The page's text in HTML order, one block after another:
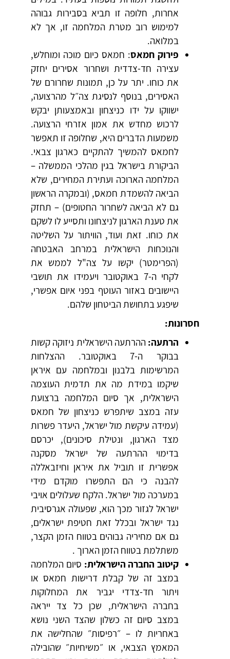
אחרות, חלופה זו תביא בסבירות גבוהה
למימוש רוב מטרת המלחמה זו, אך לא
במלואה.
פירוק חמאס: חמאס כיום מוכה ומוחלש,
עצירה חד-צדדית ושחרור אסירים יחזק
את כוחו. יתר על כן, תמונות שחרורם של
האסירים, בנוסף לנסיגת צה״ל מהרצועה,
ישווקו על ידו כניצחון ובאמצעותן יבקש
לרכוש מחדש את אמון אזרחי הרצועה.
משמעות הדברים היא, שחלופה זו תאפשר
לחמאס להמשיך להתקיים כארגון צבאי.
הביקורת בישראל בגין מהלכי הממשלה –
המלחמה הארוכה ועתירת המחירים, שלא
הביאה להשמדת חמאס, (ובמקרה הראשון
גם לא הביאה לשחרור החטופים) – תחזק
את טענת הארגון לניצחונו ותסייע לו לשקם
את כוחו. זאת ועוד, הוויתור על השליטה
והנוכחות הישראלית במרחב האבטחה
(הפרימטר) יקשו על צה"ל לממש את
לקחי ה-7 באוקטובר ויעמידו את תושבי
היישובים באזור העוטף בפני איום אפשרי,
שיפגע בתחושת הביטחון שלהם.
חסרונות:
הרתעה: ההרתעה הישראלית ניזוקה קשות
בבוקר ה-7 באוקטובר. ההצלחות
המרשימות בלבנון ובמלחמה עם איראן
שיקמו במידת מה את תדמית העוצמה
הישראלית, אך סיום המלחמה ברצועת
עזה במצב שיתפרש כניצחון של חמאס
(עמידה עיקשת מול ישראל, היעדר פשרות
מצד הארגון, ונטילת סיכונים), יכרסם
בדימוי ההרתעה של ישראל מסקנה
אפשרית זו תוביל את איראן וחיזבאללה
להבנה כי הם התפשרו מוקדם מידי
במערכה מול ישראל. הלקח שעלולים אויבי
ישראל לגזור מכך הוא, שפעולה אגרסיבית
נגד ישראל ובכלל זאת חטיפת ישראלים,
גם אם מחיריה גבוהים בטווח הזמן הקצר,
משתלמת בטווח הזמן הארוך .
קיטוב החברה הישראלית: סיום המלחמה
במצב זה של קבלת דרישות חמאס או
ויתור חד-צדדי יגביר את המחלוקות
בחברה הישראלית, שכן כל צד ייראה
במצב סיום זה כשלון שהצד השני נושא
באחריות לו – ״רפיסות״ שהחלישה את
המאמץ הצבאי, או ״משיחיות״ שהובילה